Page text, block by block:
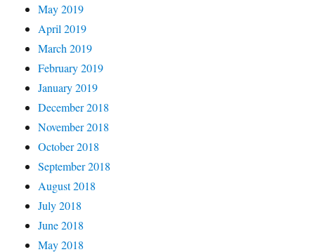
May 2019
April 2019
March 2019
February 2019
January 2019
December 2018
November 2018
October 2018
September 2018
August 2018
July 2018
June 2018
May 2018